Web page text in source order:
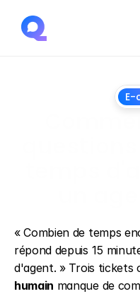
E-
« Combien de temps
répond depuis 15
d'agent. » Trois tickets
humain manque de